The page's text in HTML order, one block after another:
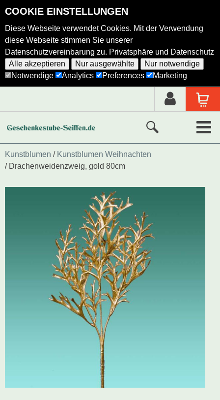
COOKIE EINSTELLUNGEN
Diese Webseite verwendet Cookies. Mit der Verwendung
diese Webseite stimmen Sie unserer
Datenschutzvereinbarung zu. Privatsphäre und Datenschutz
Alle akzeptieren
Nur ausgewählte
Nur notwendige
Notwendige
Analytics Preferences Marketing
Neue Produkte
Holzkunst nach Hersteller
Schwibbogen
Räucherfiguren
Kunstblumen
Kunstblumen Weihnachten
Drachenweidenzweig, gold 80cm